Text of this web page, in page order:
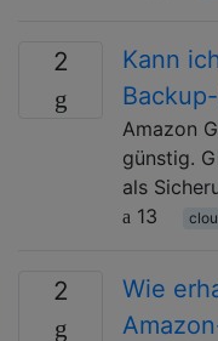
2
Kann
Amazon
günstig.
als
13
2
Wie